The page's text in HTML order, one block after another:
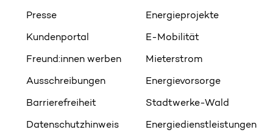
Presse
Kundenportal
Freund:innen werben
Ausschreibungen
Barrierefreiheit
Datenschutzhinweis
Energieprojekte
E-Mobilität
Mieterstrom
Energievorsorge
Stadtwerke-Wald
Energiedienstleistungen